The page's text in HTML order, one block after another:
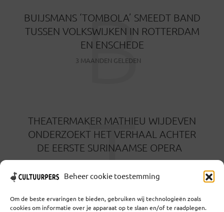
Beheer cookie toestemming
Om de beste ervaringen te bieden, gebruiken wij technologieën zoals
cookies om informatie over je apparaat op te slaan en/of te raadplegen.
BUIJSMANS ‘TOMBOLA’ SMEEDT BAND
TUSSEN VOLKSWIJKEN IN ROTTERDAM
EN ENSCHEDE
3 MAANDEN GELEDEN
B
THEATERMAKER MATHIEU WIJDEVEN
ONDERZOEKT HET VERHAAL ACHTER
DE EERSTE SURINAAMSE OPERA
T